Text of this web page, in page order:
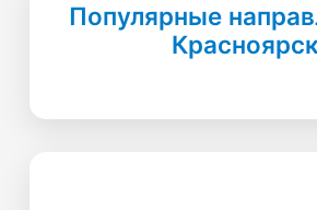
Популярные